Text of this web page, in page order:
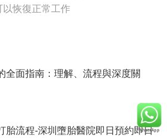
以恢復正常工作
全面指南：理解、流程與深度關
胎流程-深圳墮胎醫院即日預約即日